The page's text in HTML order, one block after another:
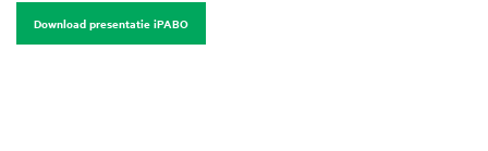
Download presentatie iPABO